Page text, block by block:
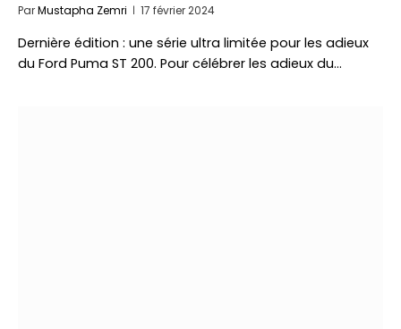
ParMustapha Zemri 17 février 2024
Dernière édition : une série ultra limitée pour les adieux
du Ford Puma ST 200. Pour célébrer les adieux du…